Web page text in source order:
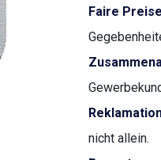
Faire Preise
nicht allein.